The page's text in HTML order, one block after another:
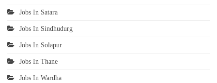
Jobs In Satara
Jobs In Sindhudurg
Jobs In Solapur
Jobs In Thane
Jobs In Wardha